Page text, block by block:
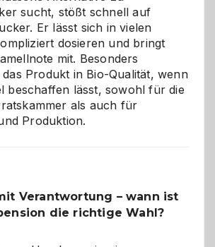
Hunde
im
eigenen
Zuhause
sucht, stößt schnell auf
Er lässt sich in vielen
dosieren und bringt
mit. Besonders
Produkt in Bio-Qualität, wenn
beschaffen lässt, sowohl für die
als auch für
Produktion.
Verantwortung – wann ist
die richtige Wahl?